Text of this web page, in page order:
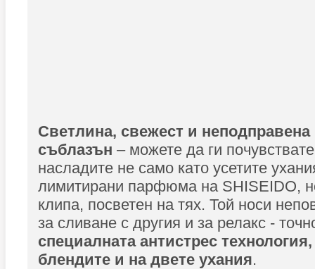
Светлина, свежест и неподправена
съблазън – можете да ги
насладите не само като усетите
лимитирани парфюма на SHISEIDO,
клипа, посветен на тях. Той носи
за сливане с другия и за релакс -
специалната антистрес
блендите и на двете ухания.